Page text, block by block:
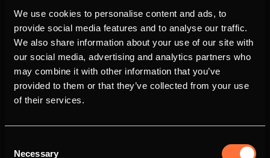
We use cookies to personalise content and ads, to
provide social media features and to analyse our traffic.
We also share information about your use of our site with
our social media, advertising and analytics partners who
may combine it with other information that you’ve
provided to them or that they’ve collected from your use
of their services.
Selection
Necessary
Funkausstatter für Project 1
Simracing
26.03.2018 - 14:00 Uhr
Andreas Beck
6954
Wir begrüßen rückwirkend noch unserer Partner
Project 1 Simracing und freuen uns auf die
bestehendes Simracing Team, welches aus 8